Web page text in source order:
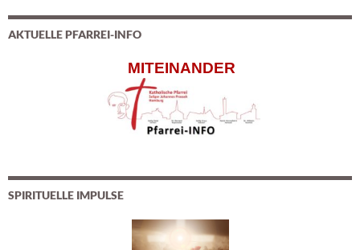
AKTUELLE PFARREI-INFO
MITEINANDER
SPIRITUELLE IMPULSE